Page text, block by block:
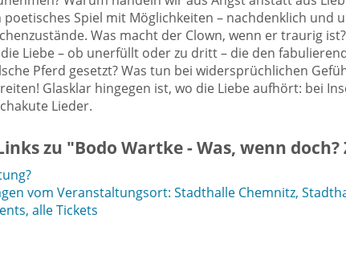
poetisches Spiel mit Möglichkeiten – nachdenklich
Was macht der Clown, wenn er traurig
Liebe – ob unerfüllt oder zu dritt – die den
Pferd gesetzt? Was tun bei widersprüchlichen
Glasklar hingegen ist, wo die Liebe aufhört: bei
Lieder.
zu "Bodo Wartke - Was, wenn
vom Veranstaltungsort: Stadthalle Chemnitz,
alle Tickets